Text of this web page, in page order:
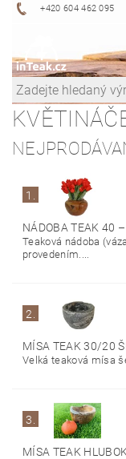
+420 604 462 095
1.
NÁDOBA TEAK 40 –
Teaková nádoba
provedením....
2.
MÍSA TEAK 30/20
Velká teaková mísa
3.
MÍSA TEAK